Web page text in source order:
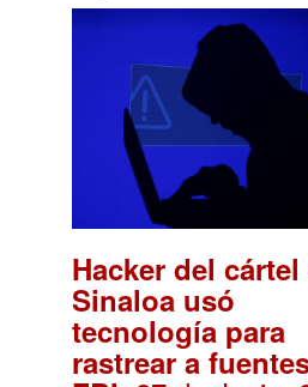
Hacker del cártel
Sinaloa usó
tecnología para
rastrear a